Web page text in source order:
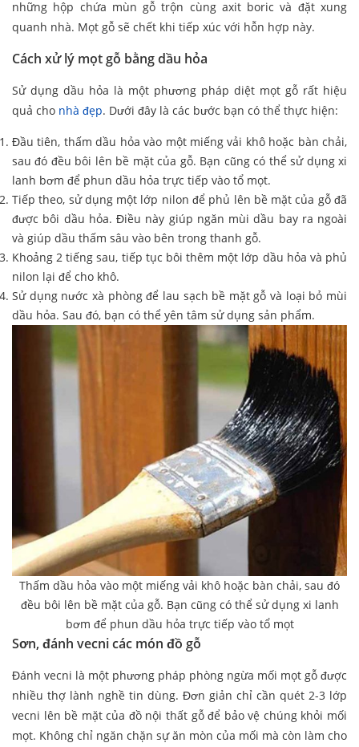
những hộp chứa mùn gỗ trộn cùng axit boric và đặt xung
quanh nhà. Mọt gỗ sẽ chết khi tiếp xúc với hỗn hợp này.
Cách xử lý mọt gỗ bằng dầu hỏa
Sử dụng dầu hỏa là một phương pháp diệt mọt gỗ rất hiệu
quả cho nhà đẹp. Dưới đây là các bước bạn có thể thực hiện:
Đầu tiên, thấm dầu hỏa vào một miếng vải khô hoặc bàn chải,
sau đó đều bôi lên bề mặt của gỗ. Bạn cũng có thể sử dụng xi
lanh bơm để phun dầu hỏa trực tiếp vào tổ mọt.
Tiếp theo, sử dụng một lớp nilon để phủ lên bề mặt của gỗ đã
được bôi dầu hỏa. Điều này giúp ngăn mùi dầu bay ra ngoài
và giúp dầu thấm sâu vào bên trong thanh gỗ.
Khoảng 2 tiếng sau, tiếp tục bôi thêm một lớp dầu hỏa và phủ
nilon lại để cho khô.
Sử dụng nước xà phòng để lau sạch bề mặt gỗ và loại bỏ mùi
dầu hỏa. Sau đó, bạn có thể yên tâm sử dụng sản phẩm.
Thấm dầu hỏa vào một miếng vải khô hoặc bàn chải, sau đó
đều bôi lên bề mặt của gỗ. Bạn cũng có thể sử dụng xi lanh
bơm để phun dầu hỏa trực tiếp vào tổ mọt
Sơn, đánh vecni các món đồ gỗ
Đánh vecni là một phương pháp phòng ngừa mối mọt gỗ được
nhiều thợ lành nghề tin dùng. Đơn giản chỉ cần quét 2-3 lớp
vecni lên bề mặt của đồ nội thất gỗ để bảo vệ chúng khỏi mối
mọt. Không chỉ ngăn chặn sự ăn mòn của mối mà còn làm cho